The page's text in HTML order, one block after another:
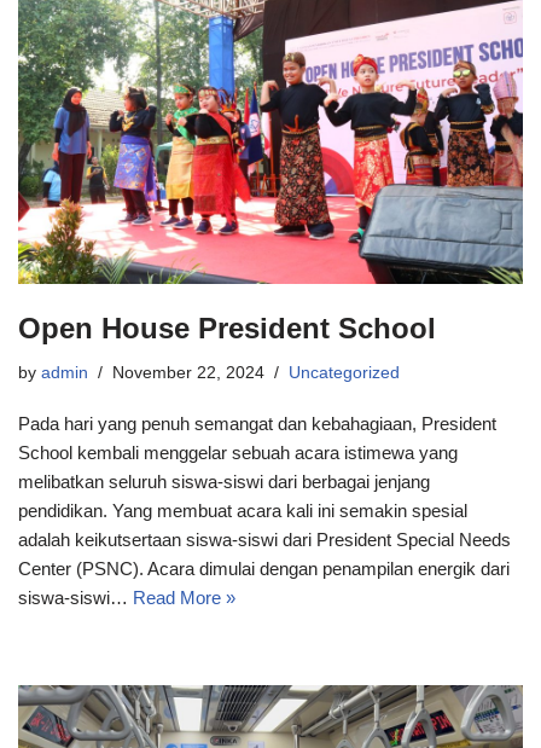
Open House President School
by admin November 22, 2024 Uncategorized
Pada hari yang penuh semangat dan kebahagiaan, President
School kembali menggelar sebuah acara istimewa yang
melibatkan seluruh siswa-siswi dari berbagai jenjang
pendidikan. Yang membuat acara kali ini semakin spesial
adalah keikutsertaan siswa-siswi dari President Special Needs
Center (PSNC). Acara dimulai dengan penampilan energik dari
siswa-siswi… Read More »